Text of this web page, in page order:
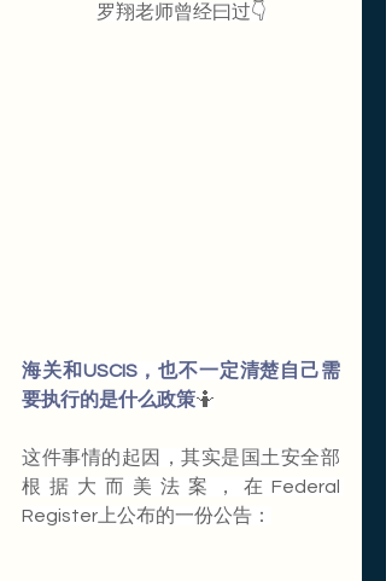
罗翔老师曾经曰过👇
海关和USCIS，也不一定清楚自己需
要执行的是什么政策🤷
这件事情的起因，其实是国土安全部
根据大而美法案，在Federal
Register上公布的一份公告：